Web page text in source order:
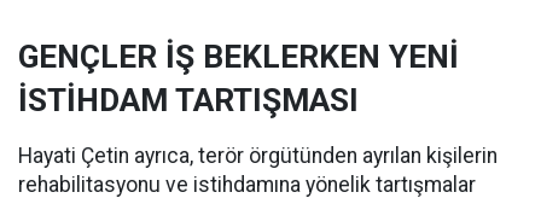
GENÇLER İŞ BEKLERKEN YENİ
İSTİHDAM TARTIŞMASI
Hayati Çetin ayrıca, terör örgütünden ayrılan kişilerin
rehabilitasyonu ve istihdamına yönelik tartışmalar